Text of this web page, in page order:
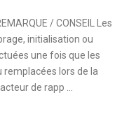
/ CONSEIL Les
initialisation ou
une fois que les
remplacées lors de la
de rapp ...